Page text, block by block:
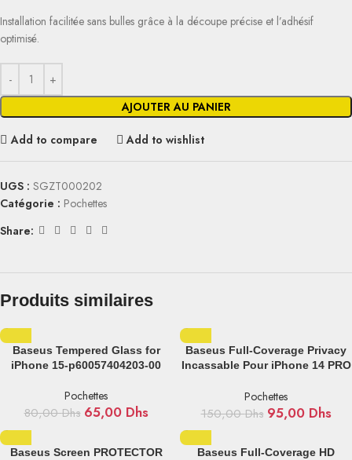
Installation facilitée sans bulles grâce à la découpe précise et l’adhésif
optimisé.
AJOUTER AU PANIER
Add to compare Add to wishlist
UGS : SGZT000202
Catégorie : Pochettes
Share:
Produits similaires
Baseus Tempered Glass for
iPhone 15-p60057404203-00
Pochettes
80,00Dhs 65,00 Dhs
Baseus Full-Coverage Privacy
Incassable Pour iPhone 14 PRO
Pochettes
150,00Dhs 95,00 Dhs
Baseus Screen PROTECTOR
Baseus Full-Coverage HD